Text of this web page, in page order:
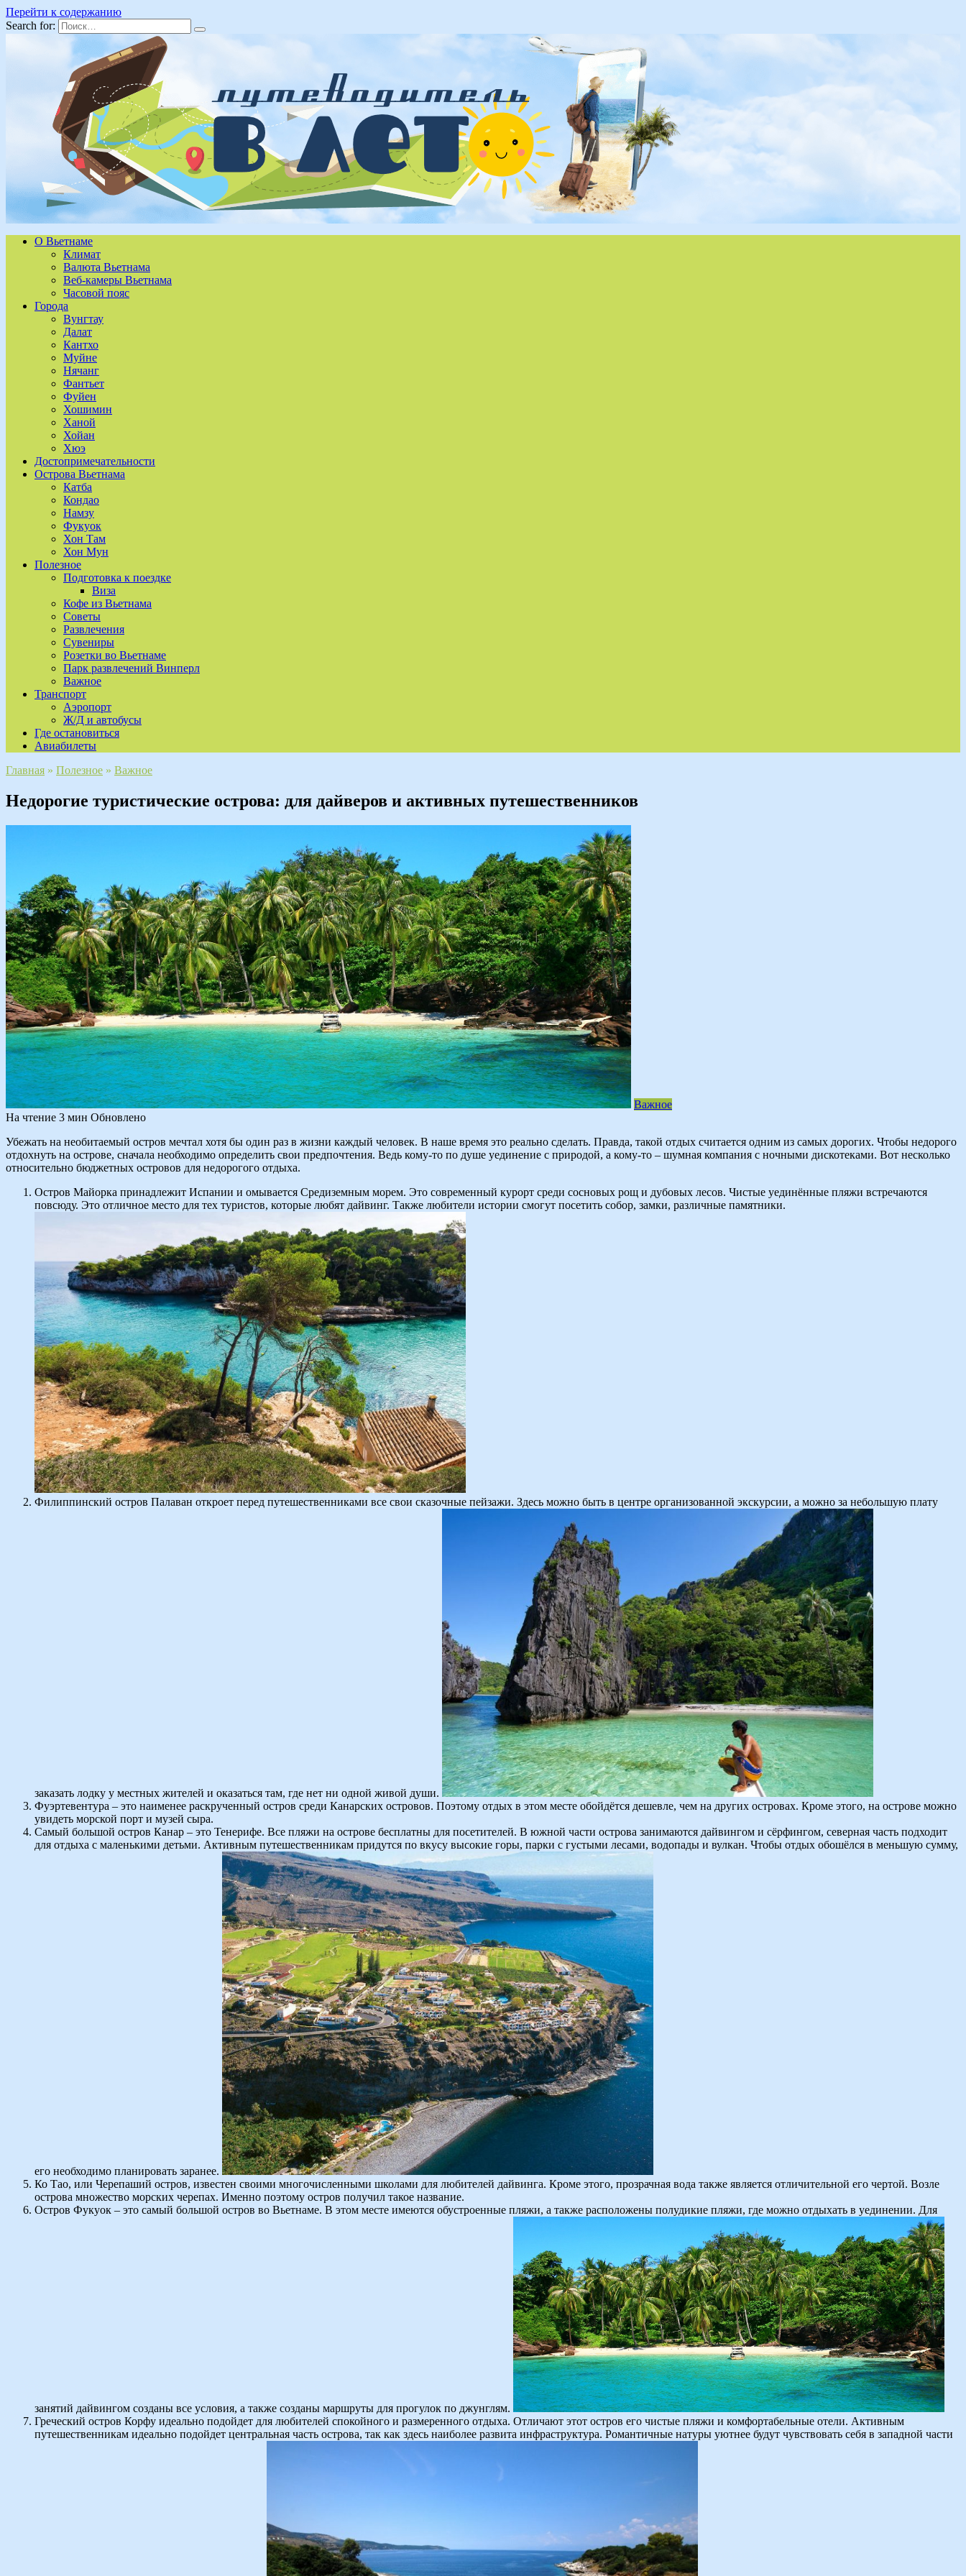
Перейти к содержанию
Search for:
О Вьетнаме
Климат
Валюта Вьетнама
Веб-камеры Вьетнама
Часовой пояс
Города
Вунгтау
Далат
Кантхо
Муйне
Нячанг
Фантьет
Фуйен
Хошимин
Ханой
Хойан
Хюэ
Достопримечательности
Острова Вьетнама
Катба
Кондао
Намзу
Фукуок
Хон Там
Хон Мун
Полезное
Подготовка к поездке
Виза
Кофе из Вьетнама
Советы
Развлечения
Сувениры
Розетки во Вьетнаме
Парк развлечений Винперл
Важное
Транспорт
Аэропорт
Ж/Д и автобусы
Где остановиться
Авиабилеты
Главная » Полезное » Важное
Недорогие туристические острова: для дайверов и активных путешественников
Важное
На чтение 3 мин Обновлено
Убежать на необитаемый остров мечтал хотя бы один раз в жизни каждый человек. В наше время это реально сделать. Правда, такой отдых считается одним из самых дорогих. Чтобы недорого
отдохнуть на острове, сначала необходимо определить свои предпочтения. Ведь кому-то по душе уединение с природой, а кому-то – шумная компания с ночными дискотеками. Вот несколько
относительно бюджетных островов для недорогого отдыха.
Остров Майорка принадлежит Испании и омывается Средиземным морем. Это современный курорт среди сосновых рощ и дубовых лесов. Чистые уединённые пляжи встречаются
повсюду. Это отличное место для тех туристов, которые любят дайвинг. Также любители истории смогут посетить собор, замки, различные памятники.
Филиппинский остров Палаван откроет перед путешественниками все свои сказочные пейзажи. Здесь можно быть в центре организованной экскурсии, а можно за небольшую плату
заказать лодку у местных жителей и оказаться там, где нет ни одной живой души.
Фуэртевентура – это наименее раскрученный остров среди Канарских островов. Поэтому отдых в этом месте обойдётся дешевле, чем на других островах. Кроме этого, на острове можно
увидеть морской порт и музей сыра.
Самый большой остров Канар – это Тенерифе. Все пляжи на острове бесплатны для посетителей. В южной части острова занимаются дайвингом и сёрфингом, северная часть подходит
для отдыха с маленькими детьми. Активным путешественникам придутся по вкусу высокие горы, парки с густыми лесами, водопады и вулкан. Чтобы отдых обошёлся в меньшую сумму,
его необходимо планировать заранее.
Ко Тао, или Черепаший остров, известен своими многочисленными школами для любителей дайвинга. Кроме этого, прозрачная вода также является отличительной его чертой. Возле
острова множество морских черепах. Именно поэтому остров получил такое название.
Остров Фукуок – это самый большой остров во Вьетнаме. В этом месте имеются обустроенные пляжи, а также расположены полудикие пляжи, где можно отдыхать в уединении. Для
занятий дайвингом созданы все условия, а также созданы маршруты для прогулок по джунглям.
Греческий остров Корфу идеально подойдет для любителей спокойного и размеренного отдыха. Отличают этот остров его чистые пляжи и комфортабельные отели. Активным
путешественникам идеально подойдет центральная часть острова, так как здесь наиболее развита инфраструктура. Романтичные натуры уютнее будут чувствовать себя в западной части